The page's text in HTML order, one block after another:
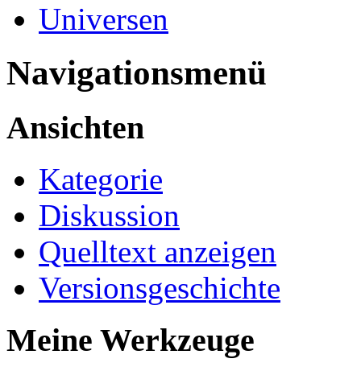
Universen
Navigationsmenü
Ansichten
Kategorie
Diskussion
Quelltext anzeigen
Versionsgeschichte
Meine Werkzeuge